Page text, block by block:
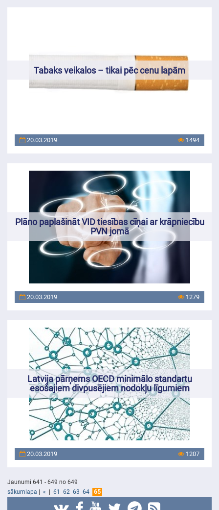
Tabaks veikalos – tikai pēc cenu lapām
20.03.2019 1494
Plāno paplašināt VID tiesības cīņai ar krāpniecību
PVN jomā
20.03.2019 1279
Latvija pārņems OECD minimālo standartu
esošajiem divpusējiem nodokļu līgumiem
20.03.2019 1207
Jaunumi 641 - 649 no 649
sākumlapa
« 61 62 63 64 65